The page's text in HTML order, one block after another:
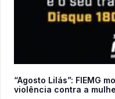
“Agosto Lilás”: FIEMG
violência contra a